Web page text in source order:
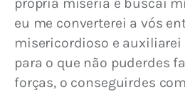
própria miséria e buscai
eu me converterei a vós
misericordioso e
para o que não puderdes
forças, o conseguirdes